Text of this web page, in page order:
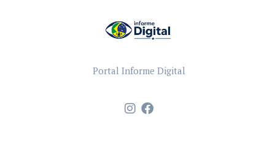
Portal Informe Digital